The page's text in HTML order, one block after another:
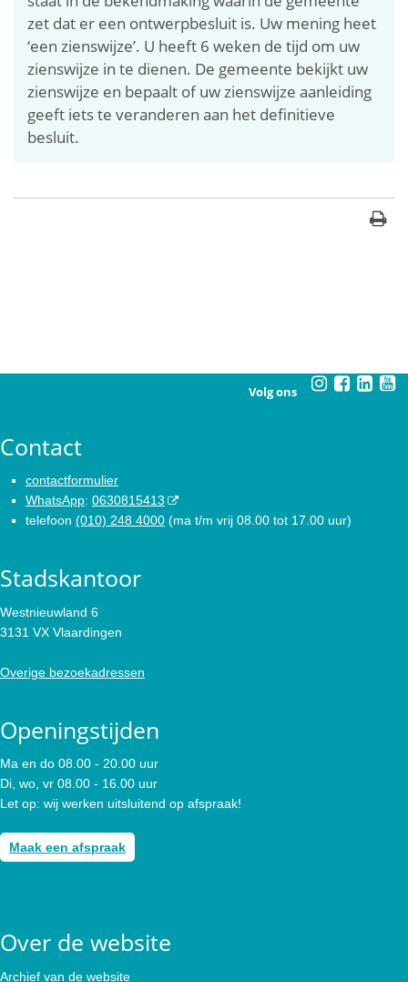
zet dat er een ontwerpbesluit is. Uw mening heet
‘een zienswijze’. U heeft 6 weken de tijd om uw
zienswijze in te dienen. De gemeente bekijkt uw
zienswijze en bepaalt of uw zienswijze aanleiding
geeft iets te veranderen aan het definitieve
besluit.
Volg ons
Contact
contactformulier
WhatsApp: 0630815413
telefoon (010) 248 4000 (ma t/m vrij 08.00 tot 17.00 uur)
Stadskantoor
Westnieuwland 6
3131 VX Vlaardingen
Overige bezoekadressen
Openingstijden
Ma en do 08.00 - 20.00 uur
Di, wo, vr 08.00 - 16.00 uur
Let op: wij werken uitsluitend op afspraak!
Maak een afspraak
Over de website
Archief van de website